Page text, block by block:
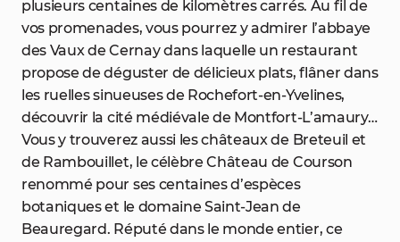
plusieurs centaines de kilomètres carrés. Au fil de
vos promenades, vous pourrez y admirer l’abbaye
des Vaux de Cernay dans laquelle un restaurant
propose de déguster de délicieux plats, flâner dans
les ruelles sinueuses de Rochefort-en-Yvelines,
découvrir la cité médiévale de Montfort-L’amaury…
Vous y trouverez aussi les châteaux de Breteuil et
de Rambouillet, le célèbre Château de Courson
renommé pour ses centaines d’espèces
botaniques et le domaine Saint-Jean de
Beauregard. Réputé dans le monde entier, ce